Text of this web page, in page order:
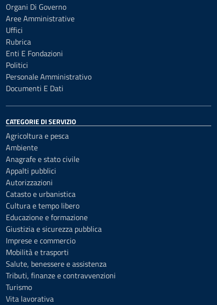
Organi Di Governo
Aree Amministrative
Uffici
Rubrica
Enti E Fondazioni
Politici
Personale Amministrativo
Documenti E Dati
CATEGORIE DI SERVIZIO
Agricoltura e pesca
Ambiente
Anagrafe e stato civile
Appalti pubblici
Autorizzazioni
Catasto e urbanistica
Cultura e tempo libero
Educazione e formazione
Giustizia e sicurezza pubblica
Imprese e commercio
Mobilità e trasporti
Salute, benessere e assistenza
Tributi, finanze e contravvenzioni
Turismo
Vita lavorativa